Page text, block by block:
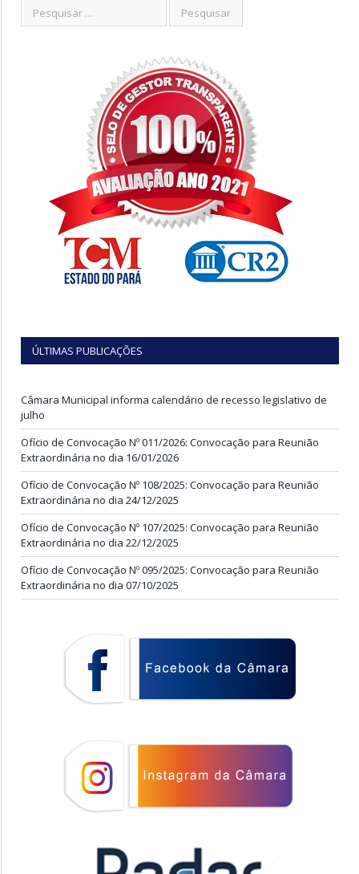
ÚLTIMAS PUBLICAÇÕES
Câmara Municipal informa calendário de recesso legislativo de
julho
Ofício de Convocação Nº 011/2026: Convocação para Reunião
Extraordinária no dia 16/01/2026
Ofício de Convocação Nº 108/2025: Convocação para Reunião
Extraordinária no dia 24/12/2025
Ofício de Convocação Nº 107/2025: Convocação para Reunião
Extraordinária no dia 22/12/2025
Ofício de Convocação Nº 095/2025: Convocação para Reunião
Extraordinária no dia 07/10/2025